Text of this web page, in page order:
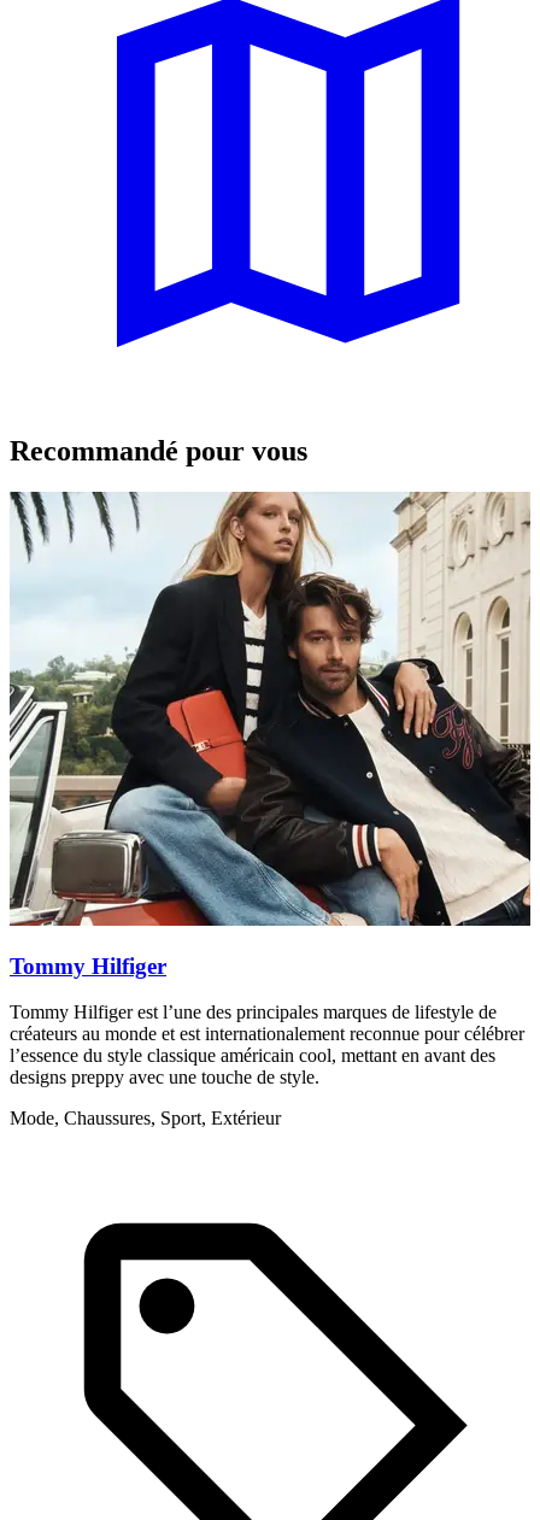
Recommandé pour vous
Tommy Hilfiger
Tommy Hilfiger est l’une des principales marques de lifestyle de
créateurs au monde et est internationalement reconnue pour célébrer
l’essence du style classique américain cool, mettant en avant des
designs preppy avec une touche de style.
Mode, Chaussures, Sport, Extérieur